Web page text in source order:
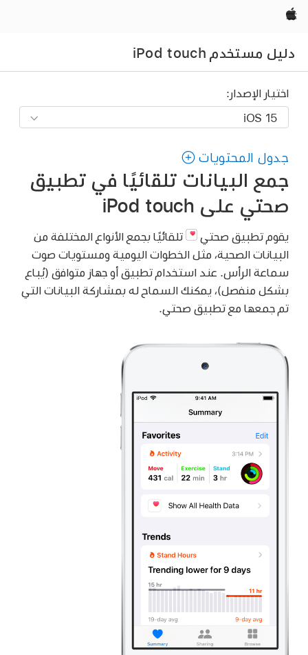
Apple‏
دليل مستخدم iPod touch
اختيار الإصدار:
جدول المحتويات
جمع البيانات تلقائيًا في تطبيق
صحتي على iPod touch
يقوم تطبيق صحتي
تلقائيًا بجمع الأنواع المختلفة من
البيانات الصحية، مثل الخطوات اليومية ومستويات صوت
سماعة الرأس. عند استخدام تطبيق أو جهاز متوافق (يُباع
بشكل منفصل)، يمكنك السماح له بمشاركة البيانات التي
تم جمعها مع تطبيق صحتي.